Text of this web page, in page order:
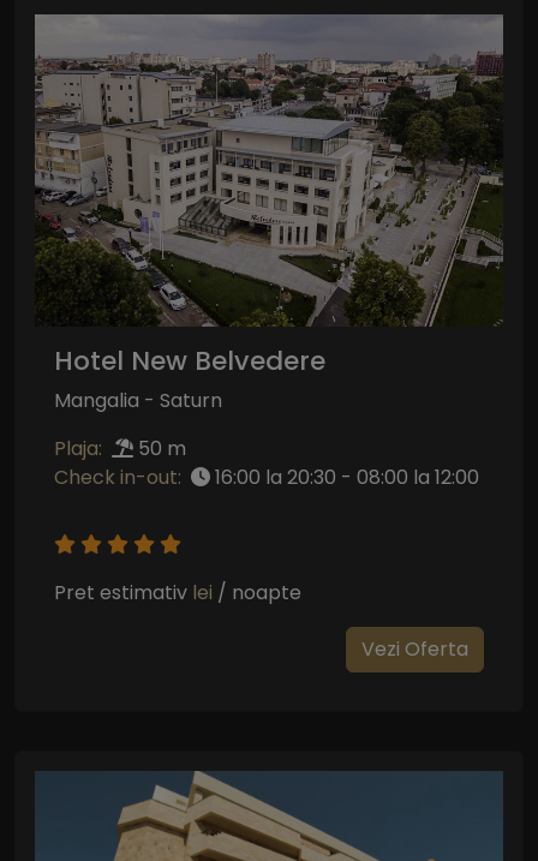
Hotel New Belvedere
Mangalia - Saturn
Plaja:
50 m
Check in-out:
16:00 la 20:30 - 08:00 la 12:00
Pret estimativ lei / noapte
Vezi Oferta